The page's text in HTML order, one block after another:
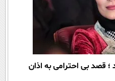
قصد بی احترامی به اذان